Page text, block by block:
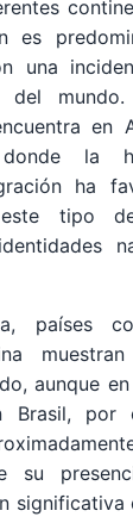
es
una
del
en
la
ha
tipo
países
aunque
Brasil, por
su
significativa